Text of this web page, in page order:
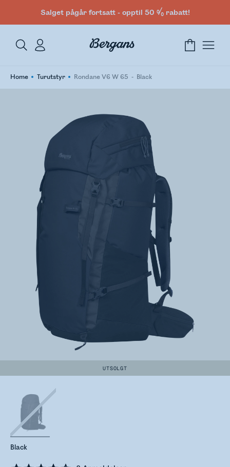
Salget pågår fortsatt - opptil 50 % rabatt!
Home Turutstyr Rondane V6 W 65 Black
UTSOLGT
Black